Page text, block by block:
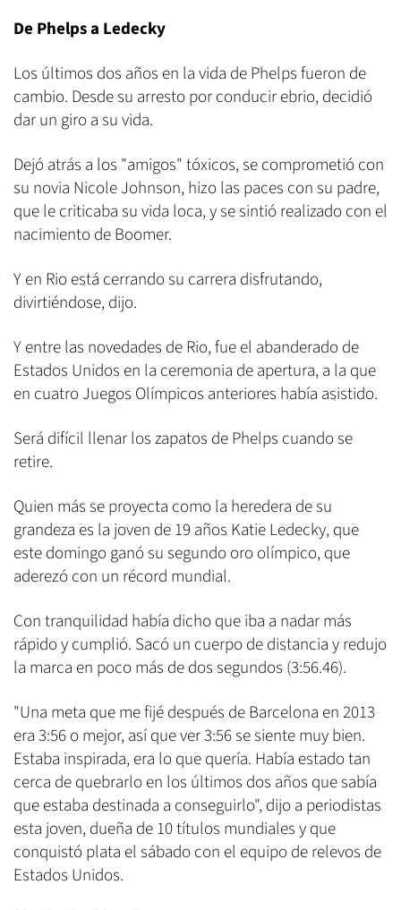
De Phelps a Ledecky
Los últimos dos años en la vida de Phelps fueron de
cambio. Desde su arresto por conducir ebrio, decidió
dar un giro a su vida.
Dejó atrás a los "amigos" tóxicos, se comprometió con
su novia Nicole Johnson, hizo las paces con su padre,
que le criticaba su vida loca, y se sintió realizado con el
nacimiento de Boomer.
Y en Rio está cerrando su carrera disfrutando,
divirtiéndose, dijo.
Y entre las novedades de Rio, fue el abanderado de
Estados Unidos en la ceremonia de apertura, a la que
en cuatro Juegos Olímpicos anteriores había asistido.
Será difícil llenar los zapatos de Phelps cuando se
retire.
Quien más se proyecta como la heredera de su
grandeza es la joven de 19 años Katie Ledecky, que
este domingo ganó su segundo oro olímpico, que
aderezó con un récord mundial.
Con tranquilidad había dicho que iba a nadar más
rápido y cumplió. Sacó un cuerpo de distancia y redujo
la marca en poco más de dos segundos (3:56.46).
"Una meta que me fijé después de Barcelona en 2013
era 3:56 o mejor, así que ver 3:56 se siente muy bien.
Estaba inspirada, era lo que quería. Había estado tan
cerca de quebrarlo en los últimos dos años que sabía
que estaba destinada a conseguirlo", dijo a periodistas
esta joven, dueña de 10 títulos mundiales y que
conquistó plata el sábado con el equipo de relevos de
Estados Unidos.